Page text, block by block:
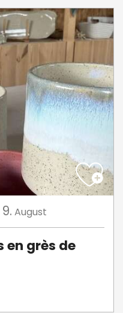
9. August
en grès de